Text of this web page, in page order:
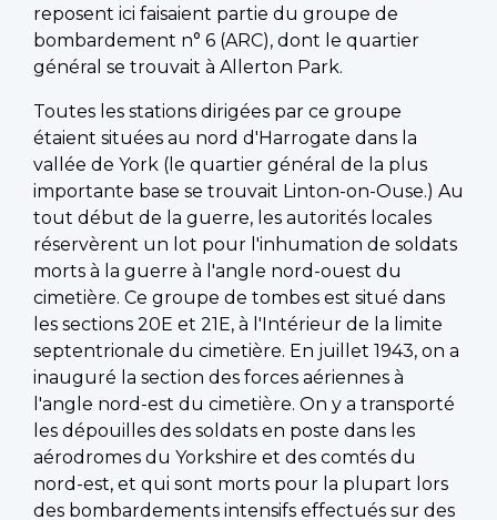
reposent ici faisaient partie du groupe de
bombardement n° 6 (ARC), dont le quartier
général se trouvait à Allerton Park.
Toutes les stations dirigées par ce groupe
étaient situées au nord d'Harrogate dans la
vallée de York (le quartier général de la plus
importante base se trouvait Linton-on-Ouse.) Au
tout début de la guerre, les autorités locales
réservèrent un lot pour l'inhumation de soldats
morts à la guerre à l'angle nord-ouest du
cimetière. Ce groupe de tombes est situé dans
les sections 20E et 21E, à l'Intérieur de la limite
septentrionale du cimetière. En juillet 1943, on a
inauguré la section des forces aériennes à
l'angle nord-est du cimetière. On y a transporté
les dépouilles des soldats en poste dans les
aérodromes du Yorkshire et des comtés du
nord-est, et qui sont morts pour la plupart lors
des bombardements intensifs effectués sur des